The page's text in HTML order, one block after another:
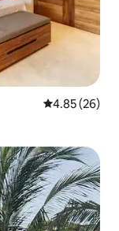
從 26 則評價
4.85 (26)